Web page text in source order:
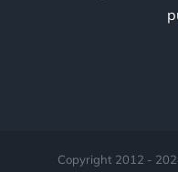
Copyright 2012 -